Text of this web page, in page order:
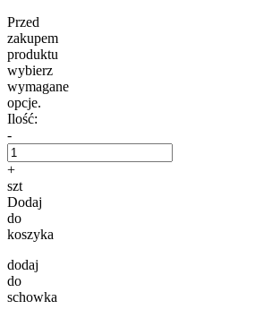
Przed
zakupem
produktu
wybierz
wymagane
opcje.
Ilość:
-
+
szt
Dodaj
do
koszyka
dodaj
do
schowka